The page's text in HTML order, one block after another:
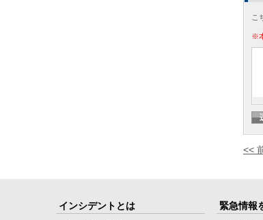
こ
※
<<
インシデントとは 緊急情報